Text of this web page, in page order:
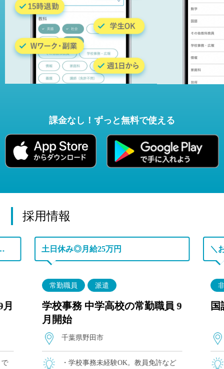
課金なし！ずっと無料で使える
採用情報
生も幅広く活躍中の学校です♪
で
土日休み◎月給25万円
常勤職員 派遣
学校事務 中学高校の常勤職員 9
月開始
千葉県野田市
・学校事務未経験OK。教員免許など
国